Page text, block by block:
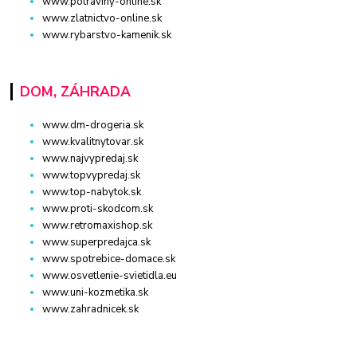
www.zlatnictvo-online.sk
www.rybarstvo-kamenik.sk
DOM, ZÁHRADA
www.dm-drogeria.sk
www.kvalitnytovar.sk
www.najvypredaj.sk
www.topvypredaj.sk
www.top-nabytok.sk
www.proti-skodcom.sk
www.retromaxishop.sk
www.superpredajca.sk
www.spotrebice-domace.sk
www.osvetlenie-svietidla.eu
www.uni-kozmetika.sk
www.zahradnicek.sk